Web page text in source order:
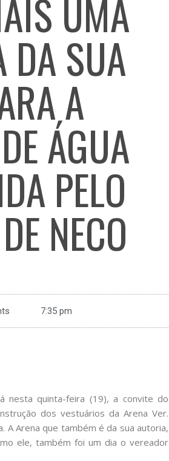
UMA
DA SUA
A
ÁGUA
PELO
NECO
7:35 pm
nesta quinta-feira (19), a convite do
dos vestuários da Arena Ver.
A Arena que também é da sua autoria,
ele, também foi um dia o vereador